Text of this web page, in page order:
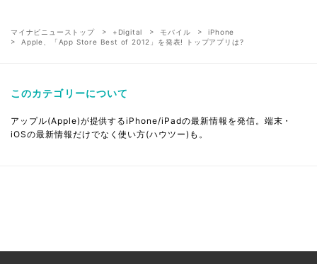
マイナビニューストップ +Digital モバイル
iPhone
Apple、「App Store Best of 2012」を発表! トップアプリは?
このカテゴリーについて
アップル(Apple)が提供するiPhone/iPadの最新情報を発信。端末・
iOSの最新情報だけでなく使い方(ハウツー)も。